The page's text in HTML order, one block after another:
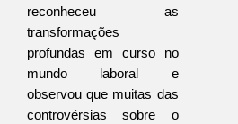
reconheceu as
transformações
profundas em curso no
mundo laboral e
observou que muitas das
controvérsias sobre o